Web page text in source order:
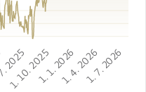
1. 10. 20251. 1. 20261. 4. 20261. 7. 2026